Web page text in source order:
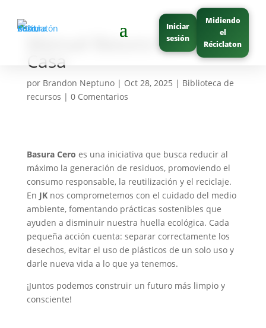
Iniciar
sesión
Midiendo
el
Réciclaton
Manual Basura Cero en
Casa
por Brandon Neptuno| Oct 28, 2025 | Biblioteca de
recursos | 0 Comentarios
Basura Cero es una iniciativa que busca reducir al
máximo la generación de residuos, promoviendo el
consumo responsable, la reutilización y el reciclaje.
En JKnos comprometemos con el cuidado del medio
ambiente, fomentando prácticas sostenibles que
ayuden a disminuir nuestra huella ecológica. Cada
pequeña acción cuenta: separar correctamente los
desechos, evitar el uso de plásticos de un solo uso y
darle nueva vida a lo que ya tenemos.
¡Juntos podemos construir un futuro más limpio y
consciente!